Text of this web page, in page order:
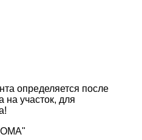
определяется после
на участок, для